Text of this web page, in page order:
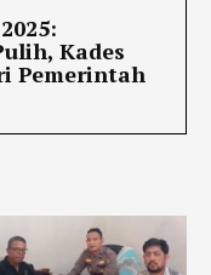
Kades
Pemerintah